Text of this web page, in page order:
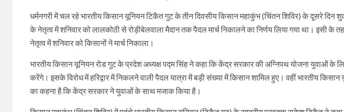
धर्मनगरी में चल रहे भारतीय किसान यूनियन टिकैत गुट के तीन दिवसीय किसान महाकुंभ (चिंतन शिविर) के दूसरे दिन
के नेतृत्व में शनिवार को लालकोठी से रोड़ीबेलवाला मैदान तक पैदल मार्च निकालने का निर्णय लिया गया था। इसी के
नेतृत्व में शनिवार को किसानों ने मार्च निकाला।
भारतीय किसान यूनियन रोड गुट के प्रदेश अध्यक्ष पद्म सिंह ने कहा कि केंद्र सरकार की अग्निपथ योजना युवाओं के
करेंगे। इसके विरोध में हरिद्वार में निकलने वाली पैदल यात्रा में बड़ी संख्या में किसान शामिल हुए। वहीं भारतीय
का कहना है कि केंद्र सरकार ने युवाओं के साथ मजाक किया है।